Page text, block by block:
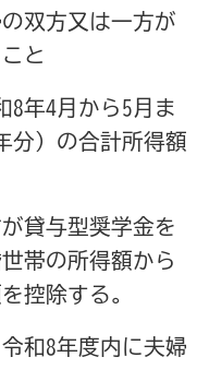
双方又は一方が
と
年4月から5月ま
分）の合計所得額
与型奨学金を
帯の所得額から
控除する。
和8年度内に夫婦